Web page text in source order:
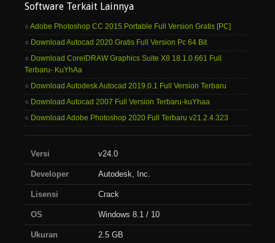
Software Terkait Lainnya
Adobe Photoshop CC 2015 Portable Full Version Gratis [PC]
Download Autocad 2020 Gratis Full Version Pc 64 Bit
Download CorelDRAW Graphics Suite X8 18.1.0.661 Full
Terbaru- KuYhAa
Download Autodesk Autocad 2019.0.1 Full Version Terbaru
Download Autocad 2007 Full Version Terbaru-kuYhaa
Download Adobe Photoshop 2020 Full Terbaru v21.2.4.323
Versi v24.0
Developer Autodesk, Inc.
Lisensi Crack
OS Windows 8.1 / 10
Ukuran 2.5 GB